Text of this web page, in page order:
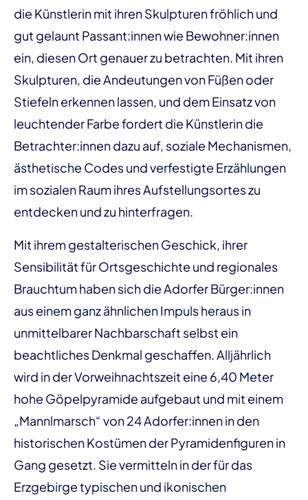
die Künstlerin mit ihren Skulpturen fröhlich und
gut gelaunt Passant:innen wie Bewohner:innen
ein, diesen Ort genauer zu betrachten. Mit ihren
Skulpturen, die Andeutungen von Füßen oder
Stiefeln erkennen lassen, und dem Einsatz von
leuchtender Farbe fordert die Künstlerin die
Betrachter:innen dazu auf, soziale Mechanismen,
ästhetische Codes und verfestigte Erzählungen
im sozialen Raum ihres Aufstellungsortes zu
entdecken und zu hinterfragen.
Mit ihrem gestalterischen Geschick, ihrer
Sensibilität für Ortsgeschichte und regionales
Brauchtum haben sich die Adorfer Bürger:innen
aus einem ganz ähnlichen Impuls heraus in
unmittelbarer Nachbarschaft selbst ein
beachtliches Denkmal geschaffen. Alljährlich
wird in der Vorweihnachtszeit eine 6,40 Meter
hohe Göpelpyramide aufgebaut und mit einem
„Mannlmarsch“ von 24 Adorfer:innen in den
historischen Kostümen der Pyramidenfiguren in
Gang gesetzt. Sie vermitteln in der für das
Erzgebirge typischen und ikonischen